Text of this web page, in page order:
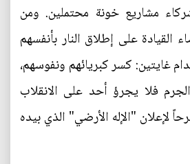
مشاريع خونة محتملين. ومن
القيادة على إطلاق النار بأنفسهم
غايتين: كسر كبريائهم ونفوسهم،
فلا يجرؤ أحد على الانقلاب
لإعلان "الإله الأرضي" الذي بيده